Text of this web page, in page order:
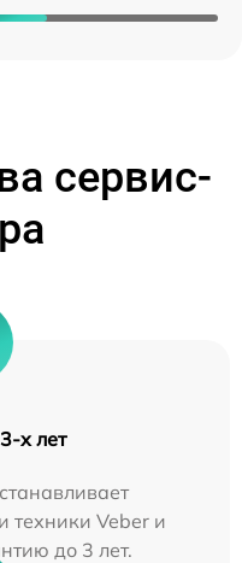
сервис-
х лет
техники Veber и
до 3 лет.